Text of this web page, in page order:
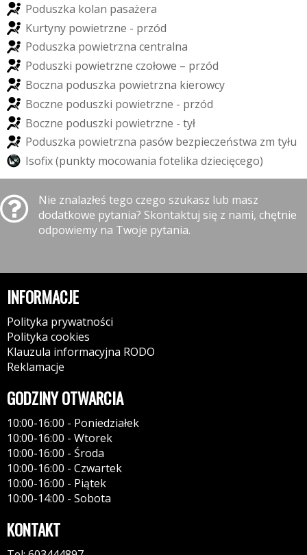
Poduszka kolan pasażera
Kurtyny powietrzne - przód
Poduszka powietrzna centralna
Poduszki powietrzne czołowe – przód
Boczna poduszka powietrzna kierowcy
Boczne poduszki powietrzne - przód
Boczne poduszki powietrzne - tył
Poduszka powietrzna pasów bezpieczeństwa zm tyłu
Isofx(punkty mocowania fotelika dziecięcego)
Nie znalazłeś tego czego szukasz lub masz
dodatkowe pytania? Skontaktuj się z nami, chętnie
odpowiemy na Twoje pytania.
INFORMACJE
Polityka prywatności
Polityka cookies
Klauzula informacyjna RODO
Reklamacje
GODZINY OTWARCIA
10:00-16:00 - Poniedziałek
10:00-16:00 - Wtorek
10:00-16:00 - Środa
10:00-16:00 - Czwartek
10:00-16:00 - Piątek
10:00-14:00 - Sobota
KONTAKT